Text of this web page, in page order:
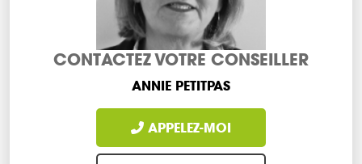
CONTACTEZ VOTRE CONSEILLER
ANNIE PETITPAS
APPELEZ-MOI